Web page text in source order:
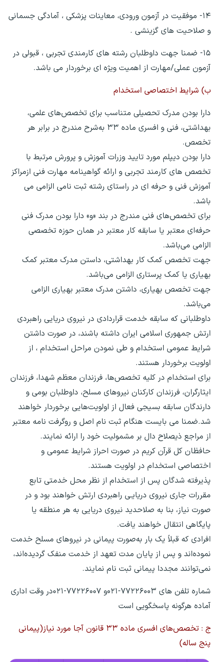
۱۴- موفقیت در آزمون ورودی، معاینات پزشکی ، آمادگی جسمانی
و صلاحیت های گزینشی .
۱۵- ضمنا جهت داوطلبان رشته های کارمندی تجربی ، قبولی در
آزمون عملی/مهارت از اهمیت ویژه ای برخوردار می باشد.
ب) شرایط اختصاصی استخدام
دارا بودن مدرک تحصیلی متناسب برای تخصص‌های علمی،
بهداشتی، فنی و افسری ماده ۳۳ به‌شرح مندرج در برابر هر
تخصص.
دارا بودن دیپلم مورد تایید وزرات آموزش و پرورش مرتبط با
تخصص های کارمند تجربی و ارائه گواهینامه مهارت فنی ازمراکز
آموزش فنی و حرفه ای در راستای رشته ثبت نامی الزامی می
باشد.
برای تخصص‌های فنی مندرج در بند «و» دارا بودن مدرک فنی
حرفه‌ای معتبر یا سابقه کار معتبر در همان حوزه تخصصی
الزامی می‌باشد.
جهت تخصص کمک کار بهداشتی، داستن مدرک معتبر کمک
بهیاری یا کمک پرستاری الزامی می‌باشد.
جهت تخصص بهیاری، داشتن مدرک معتبر بهیاری الزامی
می‌باشد.
داوطلبانی که سابقه خدمت قراردادی در نیروی دریایی راهبردی
ارتش جمهوری اسلامی ایران داشته باشند، در صورت داشتن
شرایط عمومی استخدام و طی نمودن مراحل استخدام ، از
اولویت برخوردار هستند.
برای استخدام در کلیه تخصص‌ها، فرزندان معظم شهدا، فرزندان
ایثارگران، فرزندان کارکنان نیروهای مسلح، داوطلبان بومی و
دارندگان سابقه بسیجی فعال از اولویت‌هایی برخوردار خواهند
شد.ضمنا می بایست هنگام ثبت نام اصل و روگرفت نامه معتبر
از مراجع ذیصلاح دال بر مشمولیت خود را ارائه نمایند.
حافظان کل قرآن کریم در صورت احراز شرایط عمومی و
اختصاصی استخدام در اولویت هستند.
پذیرفته شدگان پس از استخدام از نظر محل خدمتی تابع
مقررات جاری نیروی دریایـی راهبردی ارتش خواهند بود و در
صورت نیاز، بنا به صلاحدید نیروی دریایی به هر منطقه یا
پایگاهی انتقال خواهند یافت.
افرادی که قبلاً یک بار به‌صورت پیمانی در نیروهای مسلح خدمت
نموده‌اند و پس از پایان مدت تعهد از خدمت منفک گردیده‌اند،
نمی‌توانند مجددا پیمانی ثبت نام نمایند.
شماره تلفن های ۷۷۲۲۶۰۰۳-۰۲۱و ۷۷۲۲۶۰۰۷-۰۲۱در وقت اداری
آماده هرگونه پاسخگویی است
ج : تخصص‌‌های افسری ماده ۳۳ قانون آجا مورد نیاز(پیمانی
پنج ساله)